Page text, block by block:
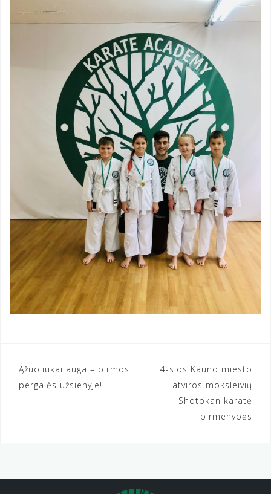
Navigacija
tarp
Ąžuoliukai auga – pirmos
pergalės užsienyje!
4-sios Kauno miesto
atviros moksleivių
Shotokan karatė
pirmenybės